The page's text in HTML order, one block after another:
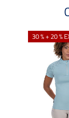
30 % + 20 %